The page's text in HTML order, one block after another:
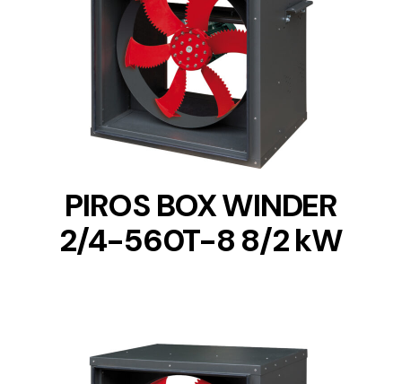
DETAILS
PIROS BOX WINDER
2/4-560T-8 8/2 kW